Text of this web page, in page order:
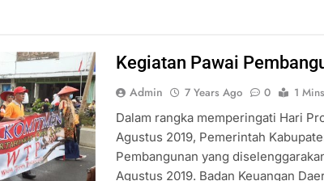
Kegiatan Pawai
Admin 7 Years Ago 0
1 Mins
Dalam rangka memperingati Hari
Agustus 2019, Pemerintah
Pembangunan yang
Agustus 2019. Badan Keuangan